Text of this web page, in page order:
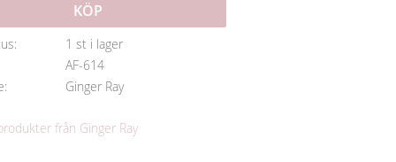
KÖP
1 st i lager
AF-614
Ginger Ray
från Ginger Ray